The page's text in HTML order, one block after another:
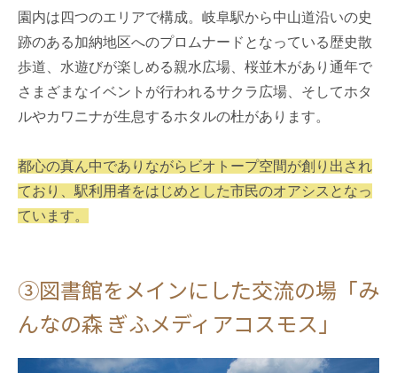
園内は四つのエリアで構成。岐阜駅から中山道沿いの史
跡のある加納地区へのプロムナードとなっている歴史散
歩道、水遊びが楽しめる親水広場、桜並木があり通年で
さまざまなイベントが行われるサクラ広場、そしてホタ
ルやカワニナが生息するホタルの杜があります。
都心の真ん中でありながらビオトープ空間が創り出され
ており、駅利用者をはじめとした市民のオアシスとなっ
ています。
③図書館をメインにした交流の場「み
んなの森 ぎふメディアコスモス」